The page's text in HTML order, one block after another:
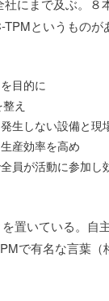
にまで及ぶ。８
というものが
目的に
え
生しない設備と現
産効率を高め
員が活動に参加し
置いている。
で有名な言葉（